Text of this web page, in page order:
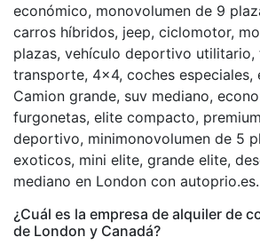
económico, monovolumen de 9
carros híbridos, jeep, ciclomotor,
plazas, vehículo deportivo utilitario,
transporte, 4x4, coches especiales,
Camion grande, suv mediano,
furgonetas, elite compacto,
deportivo, minimonovolumen de 5
exoticos, mini elite, grande elite,
mediano en London con autoprio.es.
¿Cuál es la empresa de alquiler de
de London y Canadá?